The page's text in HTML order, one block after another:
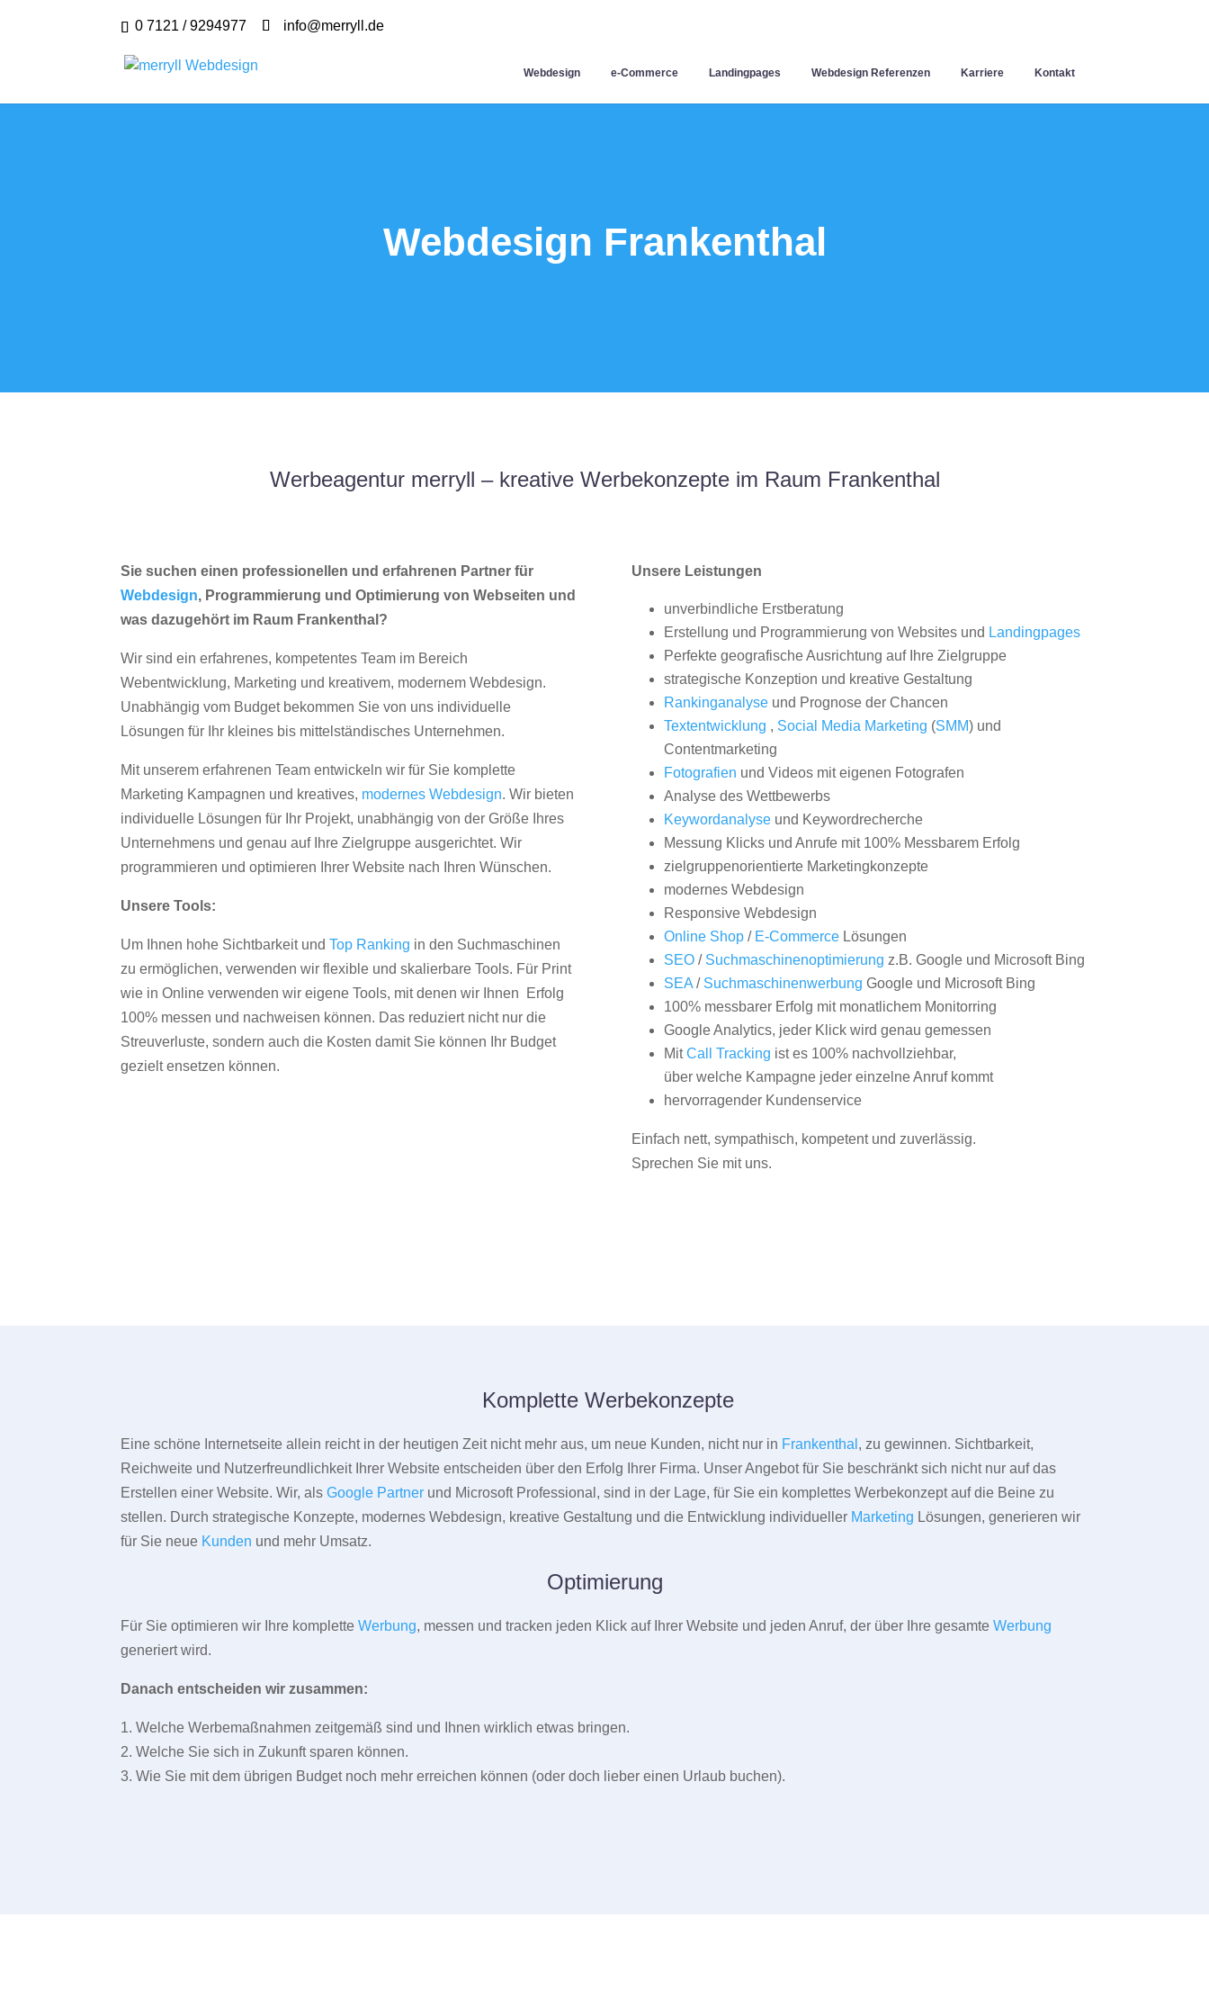
0 7121 / 9294977 info@merryll.de
Webdesign e-Commerce Landingpages Webdesign Referenzen Karriere Kontakt
Webdesign Frankenthal
Werbeagentur merryll – kreative Werbekonzepte im Raum Frankenthal
Sie suchen einen professionellen und erfahrenen Partner für
Webdesign, Programmierung und Optimierung von Webseiten und
was dazugehört im Raum Frankenthal?
Wir sind ein erfahrenes, kompetentes Team im Bereich
Webentwicklung, Marketing und kreativem, modernem Webdesign.
Unabhängig vom Budget bekommen Sie von uns individuelle
Lösungen für Ihr kleines bis mittelständisches Unternehmen.
Mit unserem erfahrenen Team entwickeln wir für Sie komplette
Marketing Kampagnen und kreatives, modernes Webdesign. Wir bieten
individuelle Lösungen für Ihr Projekt, unabhängig von der Größe Ihres
Unternehmens und genau auf Ihre Zielgruppe ausgerichtet. Wir
programmieren und optimieren Ihrer Website nach Ihren Wünschen.
Unsere Tools:
Um Ihnen hohe Sichtbarkeit undTop Ranking in den Suchmaschinen
zu ermöglichen, verwenden wir flexible und skalierbare Tools. Für Print
wie in Online verwenden wir eigene Tools, mit denen wir Ihnen Erfolg
100% messen und nachweisen können. Das reduziert nicht nur die
Streuverluste, sondern auch die Kosten damit Sie können Ihr Budget
gezielt ensetzen können.
Unsere Leistungen
unverbindliche Erstberatung
Erstellung und Programmierung von Websites und Landingpages
Perfekte geografische Ausrichtung auf Ihre Zielgruppe
strategische Konzeption und kreative Gestaltung
Rankinganalyseund Prognose der Chancen
Textentwicklung , Social Media Marketing (SMM) und
Contentmarketing
Fotografien und Videos mit eigenen Fotografen
Analyse des Wettbewerbs
Keywordanalyseund Keywordrecherche
Messung Klicks und Anrufe mit 100% Messbarem Erfolg
zielgruppenorientierte Marketingkonzepte
modernes Webdesign
Responsive Webdesign
Online Shop/ E-CommerceLösungen
SEO/ Suchmaschinenoptimierung z.B. Google und Microsoft Bing
SEA/ Suchmaschinenwerbung Google und Microsoft Bing
100% messbarer Erfolg mit monatlichem Monitorring
Google Analytics, jeder Klick wird genau gemessen
MitCall Tracking ist es 100% nachvollziehbar,
über welche Kampagne jeder einzelne Anruf kommt
hervorragender Kundenservice
Einfach nett, sympathisch, kompetent und zuverlässig.
Sprechen Sie mit uns.
Komplette Werbekonzepte
Eine schöne Internetseite allein reicht in der heutigen Zeit nicht mehr aus, um neue Kunden, nicht nur in Frankenthal , zu gewinnen. Sichtbarkeit,
Reichweite und Nutzerfreundlichkeit Ihrer Website entscheiden über den Erfolg Ihrer Firma. Unser Angebot für Sie beschränkt sich nicht nur auf das
Erstellen einer Website. Wir, alsGoogle Partner und Microsoft Professional, sind in der Lage, für Sie ein komplettes Werbekonzept auf die Beine zu
stellen. Durch strategische Konzepte, modernes Webdesign, kreative Gestaltung und die Entwicklung individueller Marketing Lösungen, generieren wir
für Sie neue Kunden und mehr Umsatz.
Optimierung
Für Sie optimieren wir Ihre kompletteWerbung, messen und tracken jeden Klick auf Ihrer Website und jeden Anruf, der über Ihre gesamteWerbung
generiert wird.
Danach entscheiden wir zusammen:
1. Welche Werbemaßnahmen zeitgemäß sind und Ihnen wirklich etwas bringen.
2. Welche Sie sich in Zukunft sparen können.
3. Wie Sie mit dem übrigen Budget noch mehr erreichen können (oder doch lieber einen Urlaub buchen).